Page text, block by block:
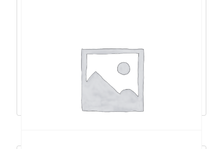
2xDP, 2k, 240 – AG276QZD2
766,72€ 690,04 €
Dodaj u košaricu